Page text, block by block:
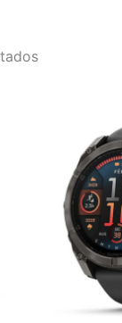
Ordenado